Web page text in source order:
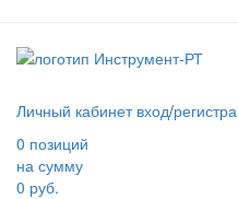
Личный кабинет вход/
0 позиций
на сумму
0 руб.